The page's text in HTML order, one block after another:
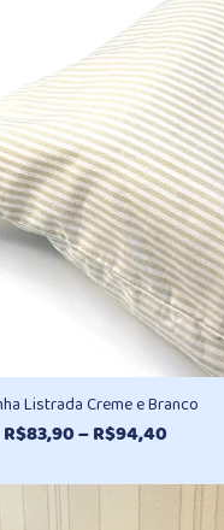
Listrada Creme e Branco
R$83,90–R$94,40Faixa
preço:
R$83,90